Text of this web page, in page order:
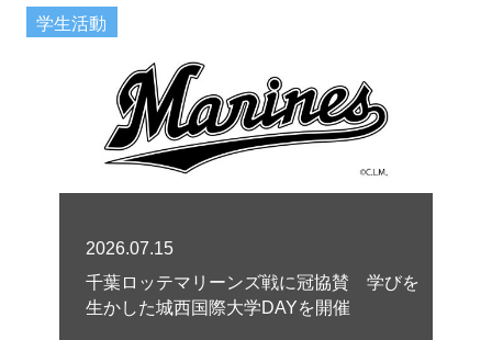
学生活動
2026.07.15
千葉ロッテマリーンズ戦に冠協賛 学びを
生かした城西国際大学DAYを開催